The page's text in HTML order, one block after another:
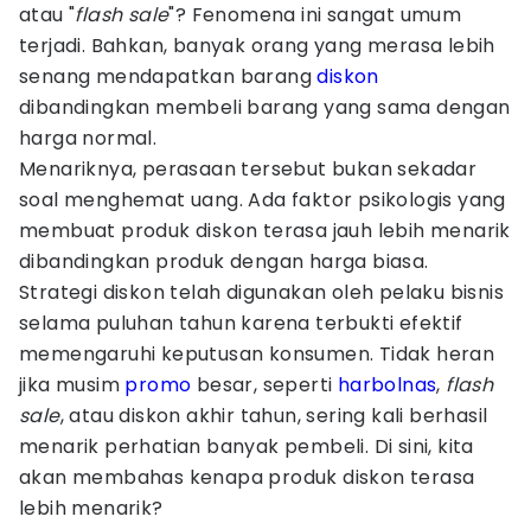
atau "flash sale"? Fenomena ini sangat umum
terjadi. Bahkan, banyak orang yang merasa lebih
senang mendapatkan barangdiskon
dibandingkan membeli barang yang sama dengan
harga normal.
Menariknya, perasaan tersebut bukan sekadar
soal menghemat uang. Ada faktor psikologis yang
membuat produk diskon terasa jauh lebih menarik
dibandingkan produk dengan harga biasa.
Strategi diskon telah digunakan oleh pelaku bisnis
selama puluhan tahun karena terbukti efektif
memengaruhi keputusan konsumen. Tidak heran
jika musim promo besar, seperti harbolnas, flash
sale, atau diskon akhir tahun, sering kali berhasil
menarik perhatian banyak pembeli. Di sini, kita
akan membahas kenapa produk diskon terasa
lebih menarik?